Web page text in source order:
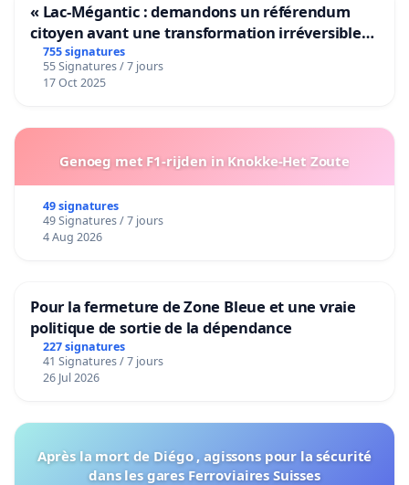
« Lac-Mégantic : demandons un référendum
citoyen avant une transformation irréversible
de notre territoire »
755 signatures
55 Signatures / 7 jours
17 Oct 2025
Genoeg met F1-rijden in Knokke-Het Zoute
49 signatures
49 Signatures / 7 jours
4 Aug 2026
Pour la fermeture de Zone Bleue et une vraie
politique de sortie de la dépendance
227 signatures
41 Signatures / 7 jours
26 Jul 2026
Après la mort de Diégo , agissons pour la sécurité
dans les gares Ferroviaires Suisses